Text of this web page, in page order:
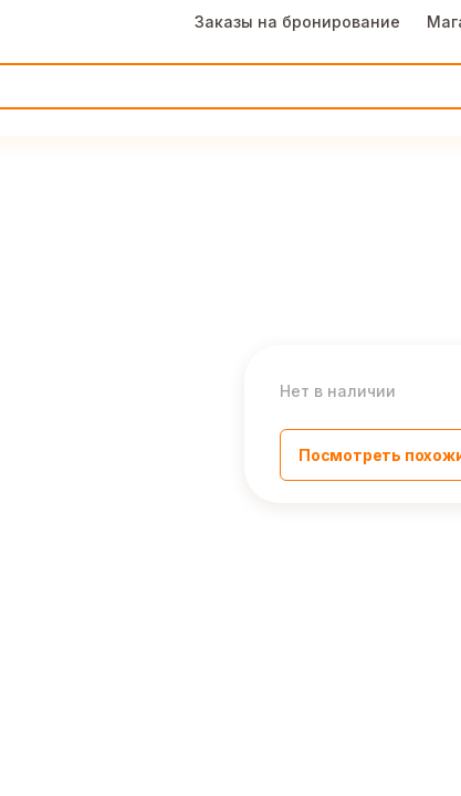
Заказы на бронирование
Нет в наличии
Посмотреть